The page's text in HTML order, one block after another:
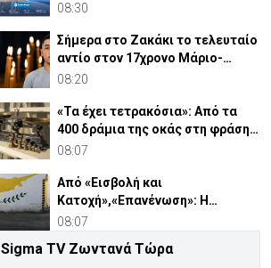
08:30
Σήμερα στο Ζακάκι το τελευταίο
αντίο στον 17χρονο Μάριο-
Γαβριήλ
08:20
«Τα έχει τετρακόσια»: Από τα
400 δράμια της οκάς στη φράση
που λέμε ακόμη
08:07
Από «Εισβολή και
Κατοχή»,«Επανένωση»: Η
χειραγώγηση της κοινής γνώμης
08:07
Δαμιανός για GSI: «Σιγουριά από
Sigma TV Ζωντανά Τώρα